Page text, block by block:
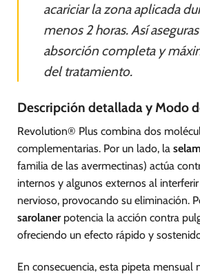
acariciar la zona aplicada
menos 2 horas. Así
absorción completa y
del tratamiento.
Descripción detallada y Modo
Revolution® Plus combina dos
complementarias. Por un lado, la
familia de las avermectinas) actúa
internos y algunos externos al
nervioso, provocando su eliminación.
sarolanerpotencia la acción contra
ofreciendo un efecto rápido y
En consecuencia, esta pipeta mensual